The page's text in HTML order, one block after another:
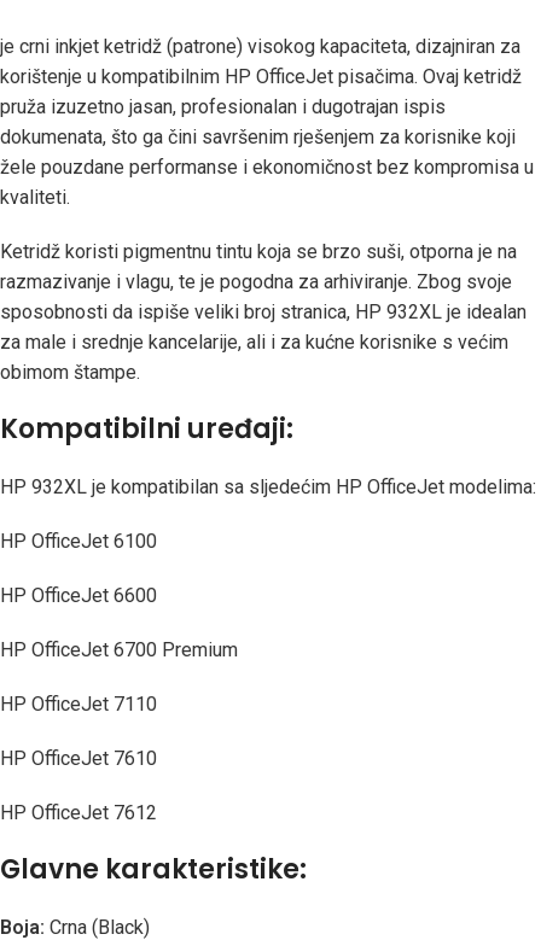
je crni inkjet ketridž (patrone) visokog kapaciteta, dizajniran za
korištenje u kompatibilnim HP OfficeJet pisačima. Ovaj ketridž
pruža izuzetno jasan, profesionalan i dugotrajan ispis
dokumenata, što ga čini savršenim rješenjem za korisnike koji
žele pouzdane performanse i ekonomičnost bez kompromisa u
kvaliteti.
Ketridž koristi pigmentnu tintu koja se brzo suši, otporna je na
razmazivanje i vlagu, te je pogodna za arhiviranje. Zbog svoje
sposobnosti da ispiše veliki broj stranica, HP 932XL je idealan
za male i srednje kancelarije, ali i za kućne korisnike s većim
obimom štampe.
Kompatibilni uređaji:
HP 932XL je kompatibilan sa sljedećim HP OfficeJet modelima:
HP OfficeJet 6100
HP OfficeJet 6600
HP OfficeJet 6700 Premium
HP OfficeJet 7110
HP OfficeJet 7610
HP OfficeJet 7612
Glavne karakteristike:
Boja: Crna (Black)